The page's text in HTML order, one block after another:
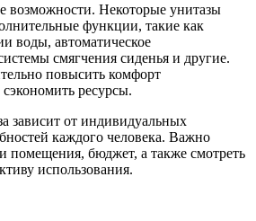
возможности. Некоторые унитазы
функции, такие как
воды, автоматическое
смягчения сиденья и другие.
повысить комфорт
ресурсы.
зависит от индивидуальных
каждого человека. Важно
помещения, бюджет, а также смотреть
использования.